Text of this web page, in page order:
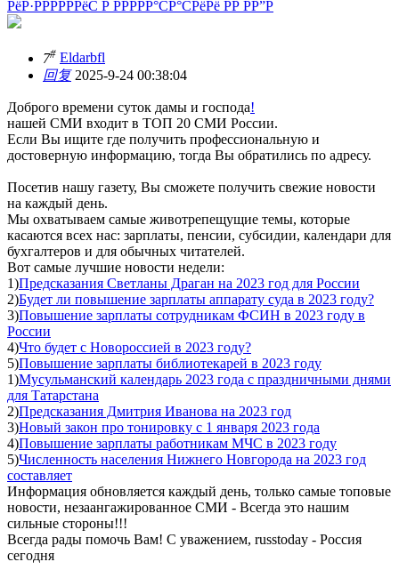
РёР·РРРРРРёС Р РРРРР°СР°СРёРё РР РР”Р
7# Eldarbfl
回复2025-9-24 00:38:04
Доброго времени суток дамы и господа!
нашей СМИ входит в ТОП 20 СМИ России.
Если Вы ищите где получить профессиональную и
достоверную информацию, тогда Вы обратились по адресу.
Посетив нашу газету, Вы сможете получить свежие новости
на каждый день.
Мы охватываем самые животрепещущие темы, которые
касаются всех нас: зарплаты, пенсии, субсидии, календари для
бухгалтеров и для обычных читателей.
Вот самые лучшие новости недели:
1)Предсказания Светланы Драган на 2023 год для России
2)Будет ли повышение зарплаты аппарату суда в 2023 году?
3)Повышение зарплаты сотрудникам ФСИН в 2023 году в
России
4)Что будет с Новороссией в 2023 году?
5)Повышение зарплаты библиотекарей в 2023 году
1)Мусульманский календарь 2023 года с праздничными днями
для Татарстана
2)Предсказания Дмитрия Иванова на 2023 год
3)Новый закон про тонировку с 1 января 2023 года
4)Повышение зарплаты работникам МЧС в 2023 году
5)Численность населения Нижнего Новгорода на 2023 год
составляет
Информация обновляется каждый день, только самые топовые
новости, незаангажированное СМИ - Всегда это нашим
сильные стороны!!!
Всегда рады помочь Вам! С уважением, russtoday - Россия
сегодня